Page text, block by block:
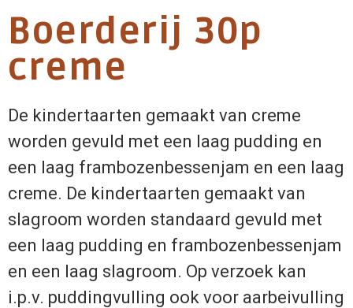
Boerderij 30p
creme
De kindertaarten gemaakt van creme
worden gevuld met een laag pudding en
een laag frambozenbessenjam en een laag
creme. De kindertaarten gemaakt van
slagroom worden standaard gevuld met
een laag pudding en frambozenbessenjam
en een laag slagroom. Op verzoek kan
i.p.v. puddingvulling ook voor aarbeivulling